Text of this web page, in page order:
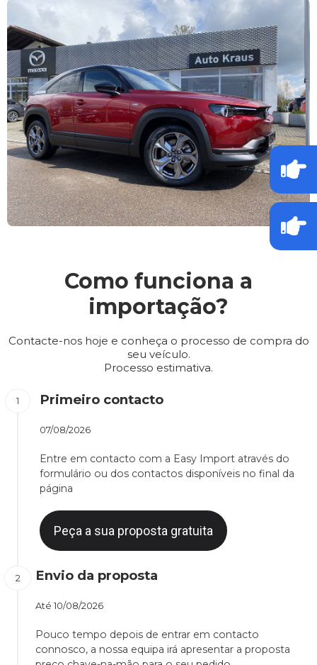
Como funciona a
importação?
Contacte-nos hoje e conheça o processo de compra do
seu veículo.
Processo estimativa.
Primeiro contacto
07/08/2026
Entre em contacto com a Easy Import através do
formulário ou dos contactos disponíveis no final da
página
Peça a sua proposta gratuita
Envio da proposta
Até 10/08/2026
Pouco tempo depois de entrar em contacto
connosco, a nossa equipa irá apresentar a proposta